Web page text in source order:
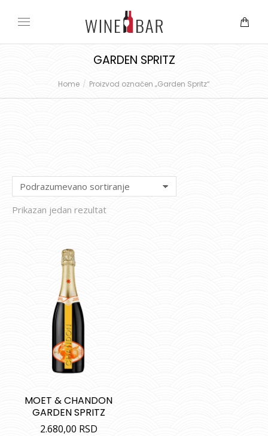
GARDEN SPRITZ
You are here:
Home Proizvod označen „Garden Spritz“
Prikazan jedan rezultat
MOET & CHANDON
GARDEN SPRITZ
2.680,00 RSD